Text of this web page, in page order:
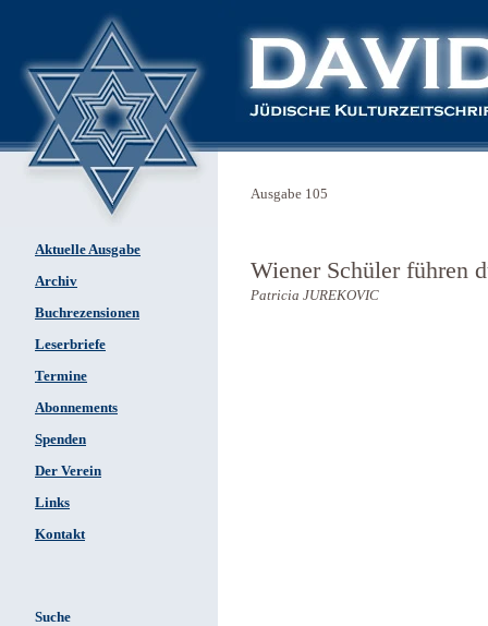
Aktuelle Ausgabe
Archiv
Buchrezensionen
Leserbriefe
Termine
Abonnements
Spenden
Der Verein
Links
Kontakt
Suche
Ausgabe 105
Wiener Schüler führen
Patricia JUREKOVIC